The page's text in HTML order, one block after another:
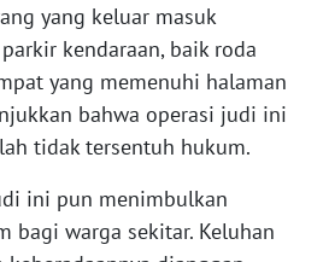
yang keluar masuk
kendaraan, baik roda
yang memenuhi halaman
bahwa operasi judi ini
tidak tersentuh hukum.
ini pun menimbulkan
bagi warga sekitar. Keluhan